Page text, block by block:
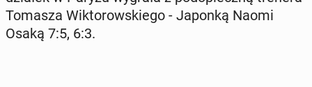
Tomasza Wik­to­row­skie­go - Japonką Naomi
Osaką 7:5, 6:3.